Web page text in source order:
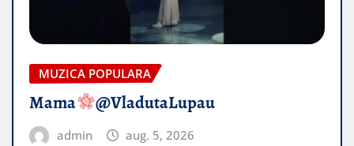
MUZICA POPULARA
Mama @VladutaLupau
admin aug. 5, 2026